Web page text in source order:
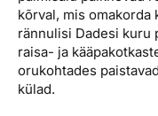
kõrval, mis omakorda
rännulisi Dadesi kuru
raisa- ja
orukohtades
külad.